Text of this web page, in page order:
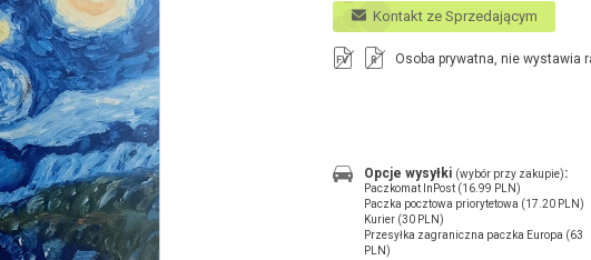
Kontakt ze Sprzedającym
FV R Osoba prywatna, nie wystawia
Opcje wysyłki (wybór przy zakupie):
Paczkomat InPost (16.99 PLN)
Paczka pocztowa priorytetowa (17.20 PLN)
Kurier (30 PLN)
Przesyłka zagraniczna paczka Europa (63
PLN)